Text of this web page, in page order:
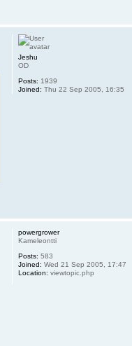
Jeshu
OD
Posts: 1939
Joined: Thu 22 Sep 2005, 16:35
powergrower
Kameleontti
Posts: 583
Joined: Wed 21 Sep 2005, 17:47
Location: viewtopic.php